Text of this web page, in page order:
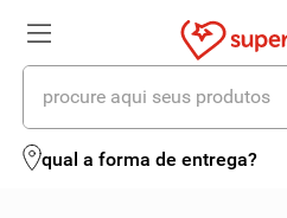
procure aqui seus produtos
qual a forma de entrega?
termos mais buscados